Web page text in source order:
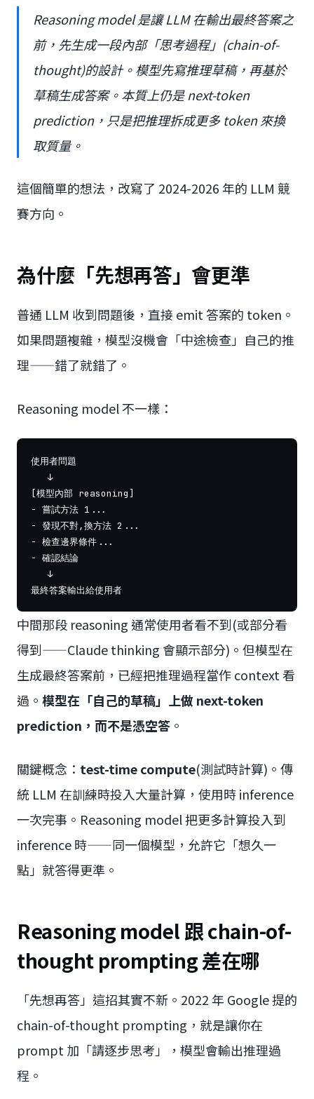
Reasoning model 是讓 LLM 在輸出最終答案之
前，先生成一段內部「思考過程」(chain-of-
thought)的設計。模型先寫推理草稿，再基於
草稿生成答案。本質上仍是 next-token
prediction，只是把推理拆成更多 token 來換
取質量。
這個簡單的想法，改寫了 2024-2026 年的 LLM 競
賽方向。
為什麼「先想再答」會更準
普通 LLM 收到問題後，直接 emit 答案的 token。
如果問題複雜，模型沒機會「中途檢查」自己的推
理——錯了就錯了。
Reasoning model 不一樣：
使用者問題
   ↓
[模型內部 reasoning]
- 嘗試方法 1...
- 發現不對,換方法 2...
- 檢查邊界條件...
- 確認結論
   ↓
中間那段 reasoning 通常使用者看不到(或部分看
得到——Claude thinking 會顯示部分)。但模型在
生成最終答案前，已經把推理過程當作 context 看
過。 模型在「自己的草稿」上做 next-token
prediction，而不是憑空答 。
關鍵概念： test-time compute(測試時計算)。傳
統 LLM 在訓練時投入大量計算，使用時 inference
一次完事。Reasoning model 把更多計算投入到
inference 時——同一個模型，允許它「想久一
點」就答得更準。
Reasoning model 跟 chain-of-
thought prompting 差在哪
「先想再答」這招其實不新。2022 年 Google 提的
chain-of-thought prompting，就是讓你在
prompt 加「請逐步思考」，模型會輸出推理過
程。